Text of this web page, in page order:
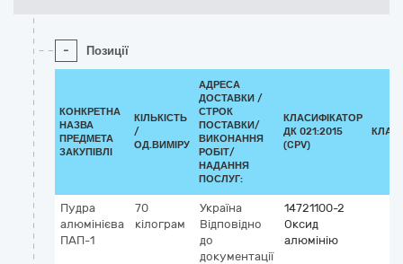
- Позиції
КОНКРЕТНА
НАЗВА
ПРЕДМЕТА
ЗАКУПІВЛІ
КІЛЬКІСТЬ
/
ОД.ВИМІРУ
АДРЕСА
ДОСТАВКИ /
СТРОК
ПОСТАВКИ/
ВИКОНАННЯ
РОБІТ/
НАДАННЯ
ПОСЛУГ:
КЛАСИФІКАТОР
ДК 021:2015
(CPV)
Пудра
алюмінієва
ПАП-1
70
кілограм
Україна
Відповідно
до
документації
14721100-2
Оксид
алюмінію